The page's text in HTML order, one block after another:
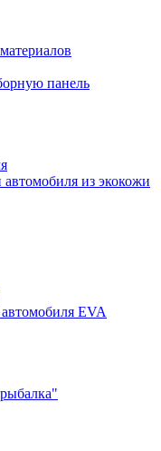
панель
из экокожи
EVA